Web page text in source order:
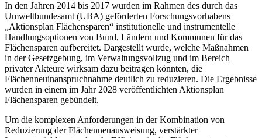
In den Jahren 2014 bis 2017 wurden im Rahmen des durch das
Umweltbundesamt (UBA) geförderten Forschungsvorhabens
„Aktionsplan Flächensparen“ institutionelle und instrumentelle
Handlungsoptionen von Bund, Ländern und Kommunen für das
Flächensparen aufbereitet. Dargestellt wurde, welche Maßnahmen
in der Gesetzgebung, im Verwaltungsvollzug und im Bereich
privater Akteure wirksam dazu beitragen könnten, die
Flächenneuinanspruchnahme deutlich zu reduzieren. Die Ergebnisse
wurden in einem im Jahr 2028 veröffentlichten Aktionsplan
Flächensparen gebündelt.
Um die komplexen Anforderungen in der Kombination von
Reduzierung der Flächenneuausweisung, verstärkter